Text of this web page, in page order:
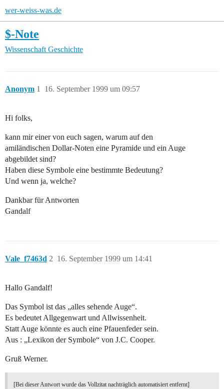
wer-weiss-was.de
$-Note
Wissenschaft Geschichte
Anonym 16. September 1999 um 09:57
1
Hi folks,
kann mir einer von euch sagen, warum auf den
amiländischen Dollar-Noten eine Pyramide und ein Auge
abgebildet sind?
Haben diese Symbole eine bestimmte Bedeutung?
Und wenn ja, welche?
Dankbar für Antworten
Gandalf
Vale_f7463d 16. September 1999 um 14:41
2
Hallo Gandalf!
Das Symbol ist das „alles sehende Auge“.
Es bedeutet Allgegenwart und Allwissenheit.
Statt Auge könnte es auch eine Pfauenfeder sein.
Aus : „Lexikon der Symbole“ von J.C. Cooper.
Gruß Werner.
[Bei dieser Antwort wurde das Vollzitat nachträglich automatisiert entfernt]